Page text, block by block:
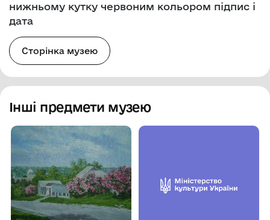
нижньому кутку червоним кольором підпис і
дата
Сторінка музею
Інші предмети музею